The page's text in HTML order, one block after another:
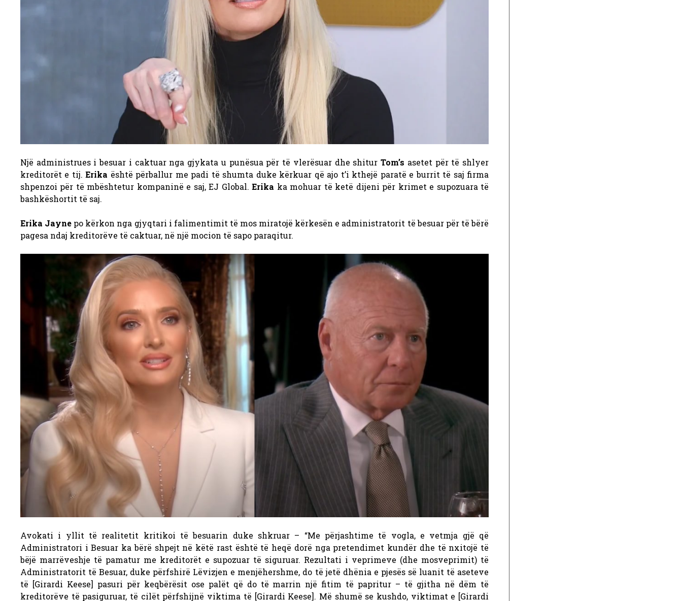
Një administrues i besuar i caktuar nga gjykata u punësua për të vlerësuar dhe shiturTom’s asetet për të shlyer
kreditorët e tij.Erika është përballur me padi të shumta duke kërkuar që ajo t’i kthejë paratë e burrit të saj firma
shpenzoi për të mbështetur kompaninë e saj, EJ Global.Erika ka mohuar të ketë dijeni për krimet e supozuara të
bashkëshortit të saj.
Erika Jayne po kërkon nga gjyqtari i falimentimit të mos miratojë kërkesën e administratorit të besuar për të bërë
pagesa ndaj kreditorëve të caktuar, në një mocion të sapo paraqitur.
Avokati i yllit të realitetit kritikoi të besuarin duke shkruar – “Me përjashtime të vogla, e vetmja gjë që
Administratori i Besuar ka bërë shpejt në këtë rast është të heqë dorë nga pretendimet kundër dhe të nxitojë të
bëjë marrëveshje të pamatur me kreditorët e supozuar të siguruar. Rezultati i veprimeve (dhe mosveprimit) të
Administratorit të Besuar, duke përfshirë Lëvizjen e menjëhershme, do të jetë dhënia e pjesës së luanit të aseteve
të [Girardi Keese] pasuri për keqbërësit ose palët që do të marrin një fitim të papritur – të gjitha në dëm të
kreditorëve të pasiguruar, të cilët përfshijnë viktima të [Girardi Keese]. Më shumë se kushdo, viktimat e [Girardi